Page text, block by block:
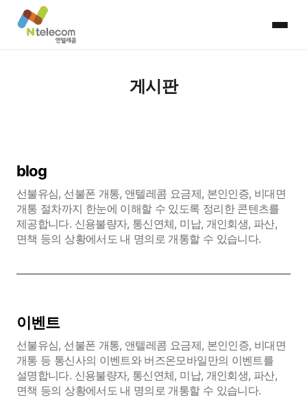
게시판
blog
선불유심, 선불폰 개통, 앤텔레콤 요금제, 본인인증, 비대면
개통 절차까지 한눈에 이해할 수 있도록 정리한 콘텐츠를
제공합니다. 신용불량자, 통신연체, 미납, 개인회생, 파산,
면책 등의 상황에서도 내 명의로 개통할 수 있습니다.
이벤트
선불유심, 선불폰 개통, 앤텔레콤 요금제, 본인인증, 비대면
개통 등 통신사의 이벤트와 버즈온모바일만의 이벤트를
설명합니다. 신용불량자, 통신연체, 미납, 개인회생, 파산,
면책 등의 상황에서도 내 명의로 개통할 수 있습니다.